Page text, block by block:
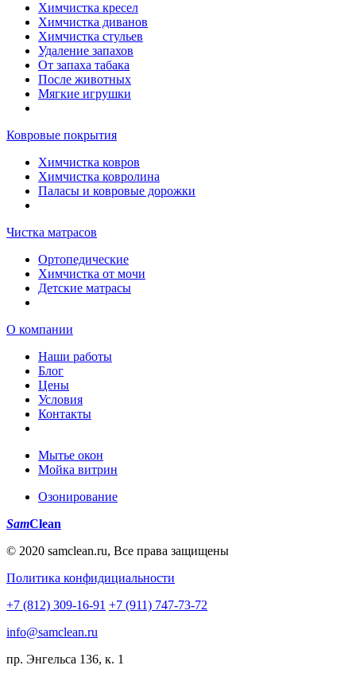
Химчистка кресел
Химчистка диванов
Химчистка стульев
Удаление запахов
От запаха табака
После животных
Мягкие игрушки
Ковровые покрытия
Химчистка ковров
Химчистка ковролина
Паласы и ковровые дорожки
Чистка матрасов
Ортопедические
Химчистка от мочи
Детские матрасы
О компании
Наши работы
Блог
Цены
Условия
Контакты
Мытье окон
Мойка витрин
Озонирование
SamClean
© 2020 samclean.ru, Все права защищены
Политика конфидициальности
+7 (812) 309-16-91 +7 (911) 747-73-72
info@samclean.ru
пр. Энгельса 136, к. 1